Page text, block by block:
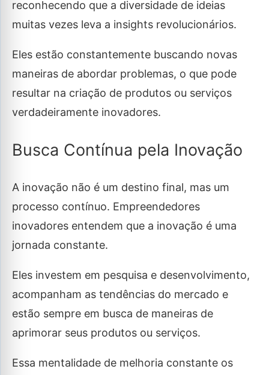
reconhecendo que a diversidade de ideias
muitas vezes leva a insights revolucionários.
Eles estão constantemente buscando novas
maneiras de abordar problemas, o que pode
resultar na criação de produtos ou serviços
verdadeiramente inovadores.
Busca Contínua pela Inovação
A inovação não é um destino final, mas um
processo contínuo. Empreendedores
inovadores entendem que a inovação é uma
jornada constante.
Eles investem em pesquisa e desenvolvimento,
acompanham as tendências do mercado e
estão sempre em busca de maneiras de
aprimorar seus produtos ou serviços.
Essa mentalidade de melhoria constante os